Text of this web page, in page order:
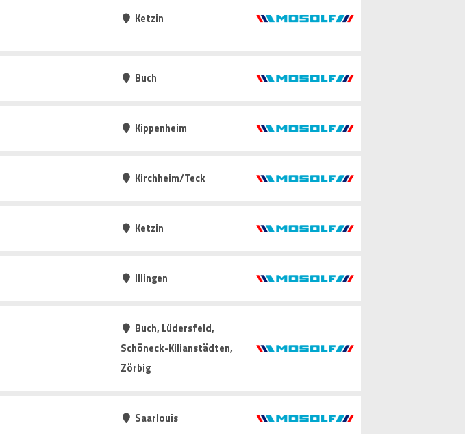
Ketzin
Buch
Kippenheim
Kirchheim/Teck
Ketzin
Illingen
Buch, Lüdersfeld,
Schöneck-Kilianstädten,
Zörbig
Saarlouis